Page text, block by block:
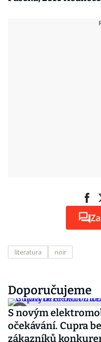
literatura noir
Doporučujeme
S novým
očekávání. Cupra
zákazníků